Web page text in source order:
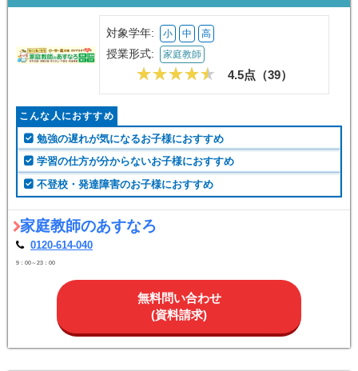
対象学年: 小 中 高
授業形式: 家庭教師
4.5点（39）
こんな人におすすめ
勉強の遅れが気になるお子様におすすめ
学習の仕方が分からないお子様におすすめ
不登校・発達障害のお子様におすすめ
家庭教師のあすなろ
0120-614-040
9：00～23：00
無料問い合わせ
(資料請求)